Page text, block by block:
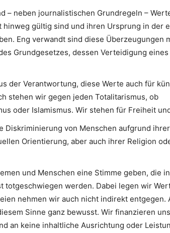
– neben journalistischen Grundregeln –
gültig sind und ihren Ursprung in der
Eng verwandt sind diese Überzeugungen
Grundgesetzes, dessen Verteidigung
der Verantwortung, diese Werte auch für
stehen wir gegen jeden Totalitarismus, ob
oder Islamismus. Wir stehen für Freiheit
Diskriminierung von Menschen aufgrund
Orientierung, aber auch ihrer Religion
und Menschen eine Stimme geben, die
totgeschwiegen werden. Dabei legen wir
nehmen wir auch nicht indirekt entgegen.
Sinne ganz bewusst. Wir finanzieren
an keine inhaltliche Ausrichtung oder